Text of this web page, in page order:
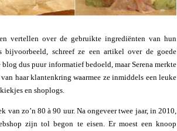
vertellen over de gebruikte ingrediënten van hun
schreef ze een artikel over de goede
dus puur informatief bedoeld, maar Serena merkte
haar klantenkring waarmee ze inmiddels een leuke
en shoplogs.
van zo’n 80 à 90 uur. Na ongeveer twee jaar, in 2010,
zijn tol begon te eisen. Er moest een knoop